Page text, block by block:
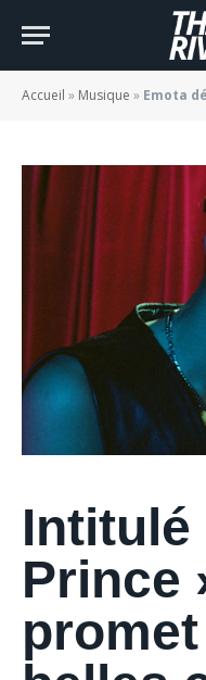
Accueil » Musique » Emota dévoile la
dernière
BY JADE
Intitulé
Prince